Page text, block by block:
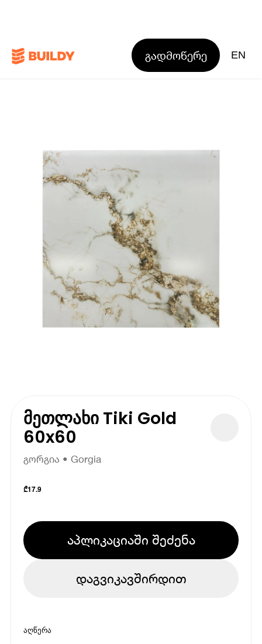
გადმოწერე EN
მეთლახი Tiki Gold
60x60
გორგია • Gorgia
₾17.9
აპლიკაციაში შეძენა
დაგვიკავშირდით
აღწერა